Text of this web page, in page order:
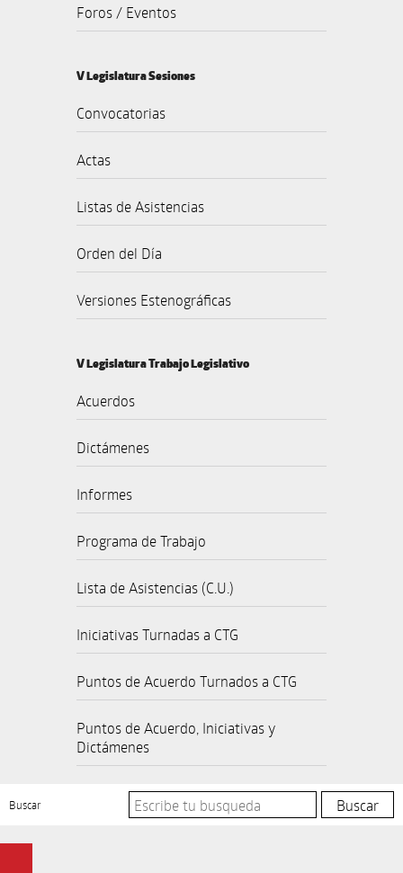
Foros / Eventos
V Legislatura Sesiones
Convocatorias
Actas
Listas de Asistencias
Orden del Día
Versiones Estenográficas
V Legislatura Trabajo Legislativo
Acuerdos
Dictámenes
Informes
Programa de Trabajo
Lista de Asistencias (C.U.)
Iniciativas Turnadas a CTG
Puntos de Acuerdo Turnados a CTG
Puntos de Acuerdo, Iniciativas y
Dictámenes
Buscar